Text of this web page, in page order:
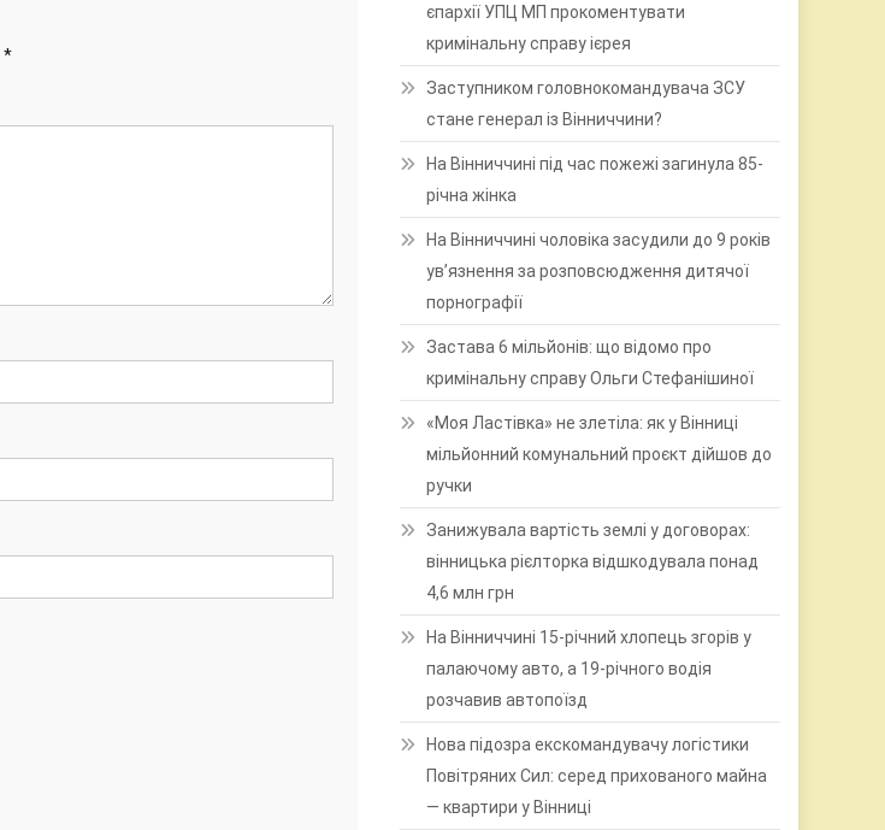
*
єпархії УПЦ МП прокоментувати
кримінальну справу ієрея
Заступником головнокомандувача ЗСУ
стане генерал із Вінниччини?
На Вінниччині під час пожежі загинула 85-
річна жінка
На Вінниччині чоловіка засудили до 9 років
ув’язнення за розповсюдження дитячої
порнографії
Застава 6 мільйонів: що відомо про
кримінальну справу Ольги Стефанішиної
«Моя Ластівка» не злетіла: як у Вінниці
мільйонний комунальний проєкт дійшов до
ручки
Занижувала вартість землі у договорах:
вінницька рієлторка відшкодувала понад
4,6 млн грн
На Вінниччині 15-річний хлопець згорів у
палаючому авто, а 19-річного водія
розчавив автопоїзд
Нова підозра екскомандувачу логістики
Повітряних Сил: серед прихованого майна
— квартири у Вінниці